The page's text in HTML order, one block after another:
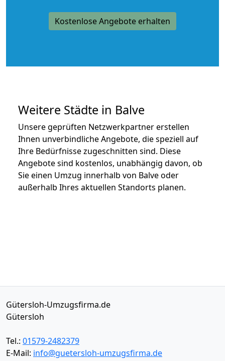
Kostenlose Angebote erhalten
Weitere Städte in Balve
Unsere geprüften Netzwerkpartner erstellen
Ihnen unverbindliche Angebote, die speziell auf
Ihre Bedürfnisse zugeschnitten sind. Diese
Angebote sind kostenlos, unabhängig davon, ob
Sie einen Umzug innerhalb von Balve oder
außerhalb Ihres aktuellen Standorts planen.
Gütersloh-Umzugsfirma.de
Gütersloh
Tel.: 01579-2482379
E-Mail: info@guetersloh-umzugsfirma.de